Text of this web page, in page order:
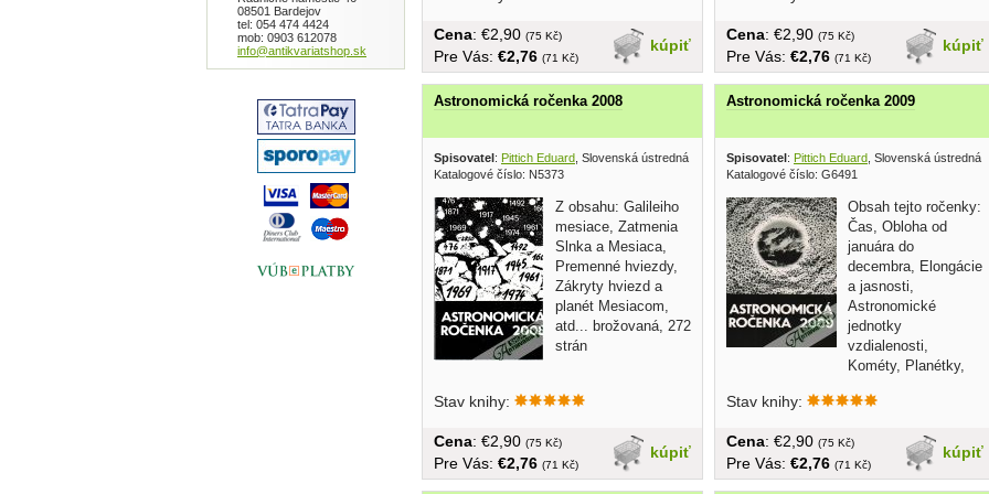
kúpiť
Cena: €2,90 (75 Kč)
Pre Vás: €2,76 (71 Kč)
kúpiť
Cena: €2,90 (75 Kč)
Pre Vás: €2,76 (71 Kč)
Astronomická ročenka 2008
Spisovatel: Pittich Eduard , Slovenská ústredná hvezdáreň Hurbanovo 2007
Katalogové číslo: N5373
Z obsahu: Galileiho
mesiace, Zatmenia
Slnka a Mesiaca,
Premenné hviezdy,
Zákryty hviezd a
planét Mesiacom,
atd... brožovaná, 272
strán
Stav knihy:
kúpiť
Cena: €2,90 (75 Kč)
Pre Vás: €2,76 (71 Kč)
Astronomická ročenka 2009
Spisovatel: Pittich Eduard , Slovenská ústredná
Katalogové číslo: G6491
Obsah tejto ročenky:
Čas, Obloha od
januára do
decembra, Elongácie
a jasnosti,
Astronomické
jednotky
vzdialenosti,
Kométy, Planétky,
Stav knihy:
kúpiť
Cena: €2,90 (75 Kč)
Pre Vás: €2,76 (71 Kč)
08501 Bardejov
tel: 054 474 4424
mob: 0903 612078
info@antikvariatshop.sk